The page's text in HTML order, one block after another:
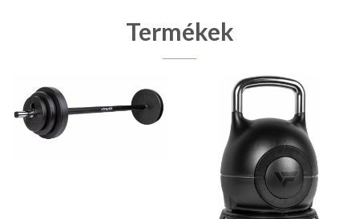
Termékek